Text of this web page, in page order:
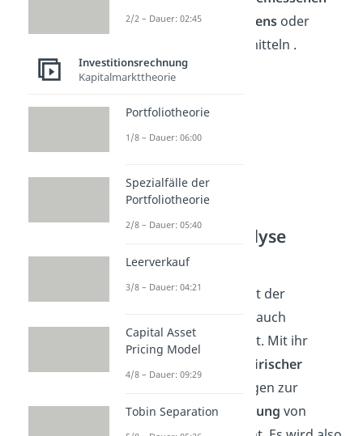
Preis des Unternehmens oder
dessen Aktien, zu ermitteln .
Technische Analyse
(Chartanalyse)
Machen wir weiter mit der
Technischen Analyse, auch
Chartanalyse
genannt. Mit ihr
empirischer
, Vorhersagen zur
zukünftigen Entwicklung von
2/2 – Dauer: 02:45
Investitionsrechnung
Kapitalmarkttheorie
Portfoliotheorie
1/8 – Dauer: 06:00
Spezialfälle der
Portfoliotheorie
2/8 – Dauer: 05:40
Leerverkauf
3/8 – Dauer: 04:21
Capital Asset
Pricing Model
4/8 – Dauer: 09:29
Tobin Separation